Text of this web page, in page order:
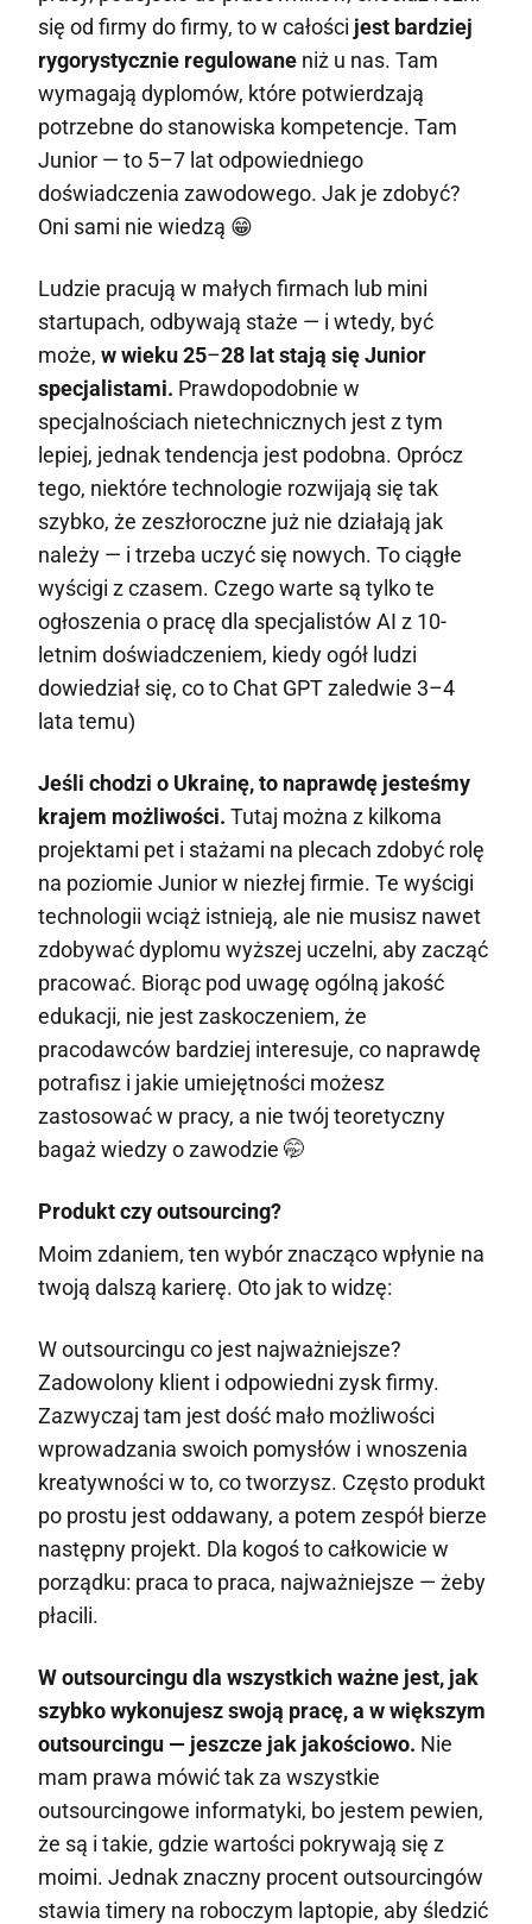
się od firmy do firmy, to w całości jest bardziej
rygorystycznie regulowane niż u nas. Tam
wymagają dyplomów, które potwierdzają
potrzebne do stanowiska kompetencje. Tam
Junior — to 5–7 lat odpowiedniego
doświadczenia zawodowego. Jak je zdobyć?
Oni sami nie wiedzą 😁
Ludzie pracują w małych firmach lub mini
startupach, odbywają staże — i wtedy, być
może, w wieku 25–28 lat stają się Junior
specjalistami. Prawdopodobnie w
specjalnościach nietechnicznych jest z tym
lepiej, jednak tendencja jest podobna. Oprócz
tego, niektóre technologie rozwijają się tak
szybko, że zeszłoroczne już nie działają jak
należy — i trzeba uczyć się nowych. To ciągłe
wyścigi z czasem. Czego warte są tylko te
ogłoszenia o pracę dla specjalistów AI z 10-
letnim doświadczeniem, kiedy ogół ludzi
dowiedział się, co to Chat GPT zaledwie 3–4
lata temu)
Jeśli chodzi o Ukrainę, to naprawdę jesteśmy
krajem możliwości. Tutaj można z kilkoma
projektami pet i stażami na plecach zdobyć rolę
na poziomie Junior w niezłej firmie. Te wyścigi
technologii wciąż istnieją, ale nie musisz nawet
zdobywać dyplomu wyższej uczelni, aby zacząć
pracować. Biorąc pod uwagę ogólną jakość
edukacji, nie jest zaskoczeniem, że
pracodawców bardziej interesuje, co naprawdę
potrafisz i jakie umiejętności możesz
zastosować w pracy, a nie twój teoretyczny
bagaż wiedzy o zawodzie 🤭
Produkt czy outsourcing?
Moim zdaniem, ten wybór znacząco wpłynie na
twoją dalszą karierę. Oto jak to widzę:
W outsourcingu co jest najważniejsze?
Zadowolony klient i odpowiedni zysk firmy.
Zazwyczaj tam jest dość mało możliwości
wprowadzania swoich pomysłów i wnoszenia
kreatywności w to, co tworzysz. Często produkt
po prostu jest oddawany, a potem zespół bierze
następny projekt. Dla kogoś to całkowicie w
porządku: praca to praca, najważniejsze — żeby
płacili.
W outsourcingu dla wszystkich ważne jest, jak
szybko wykonujesz swoją pracę, a w większym
outsourcingu — jeszcze jak jakościowo. Nie
mam prawa mówić tak za wszystkie
outsourcingowe informatyki, bo jestem pewien,
że są i takie, gdzie wartości pokrywają się z
moimi. Jednak znaczny procent outsourcingów
stawia timery na roboczym laptopie, aby śledzić